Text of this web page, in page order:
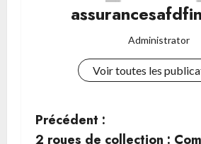
Administrator
Voir toutes les
N
Précédent :
2 roues de collection :